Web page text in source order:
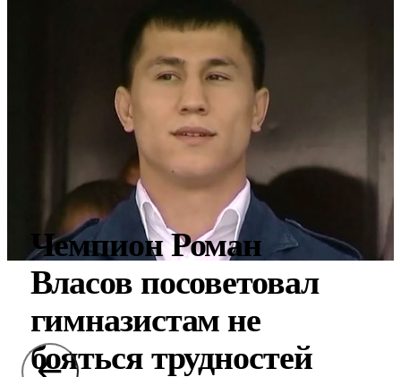
Чемпион Роман
Власов посоветовал
гимназистам не
бояться трудностей